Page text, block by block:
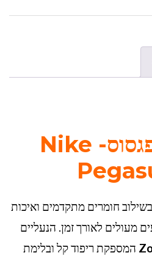
נעלי נייק פגסוס- Nike
חומרים מתקדמים ואיכות
מעולים לאורך זמן. הנעליים
המספקת ריפוד קל ובלימת